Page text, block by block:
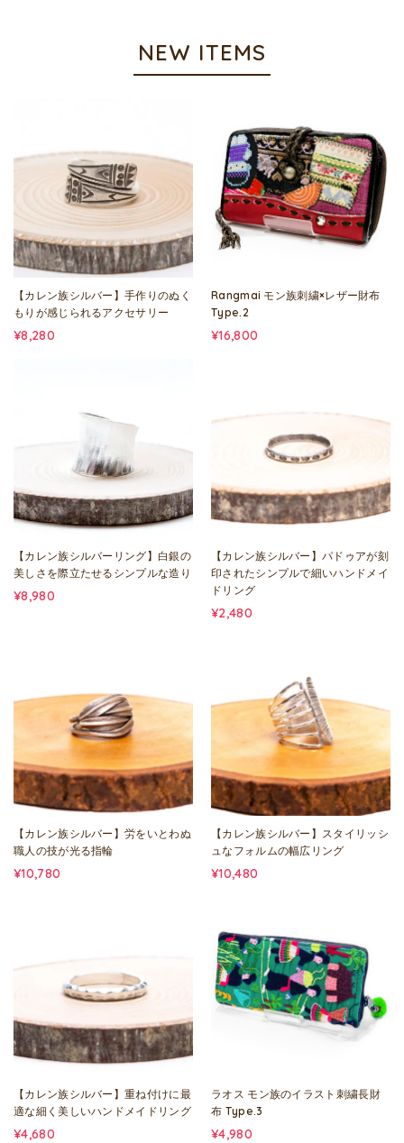
NEW ITEMS
【カレン族シルバー】手作りのぬく
もりが感じられるアクセサリー
¥8,280
Rangmai モン族刺繍×レザー財布
Type.2
¥16,800
【カレン族シルバーリング】白銀の
美しさを際立たせるシンプルな造り
¥8,980
【カレン族シルバー】パドゥアが刻
印されたシンプルで細いハンドメイ
ドリング
¥2,480
【カレン族シルバー】労をいとわぬ
職人の技が光る指輪
¥10,780
【カレン族シルバー】スタイリッシ
ュなフォルムの幅広リング
¥10,480
【カレン族シルバー】重ね付けに最
適な細く美しいハンドメイドリング
¥4,680
ラオス モン族のイラスト刺繍長財
布 Type.3
¥4,980